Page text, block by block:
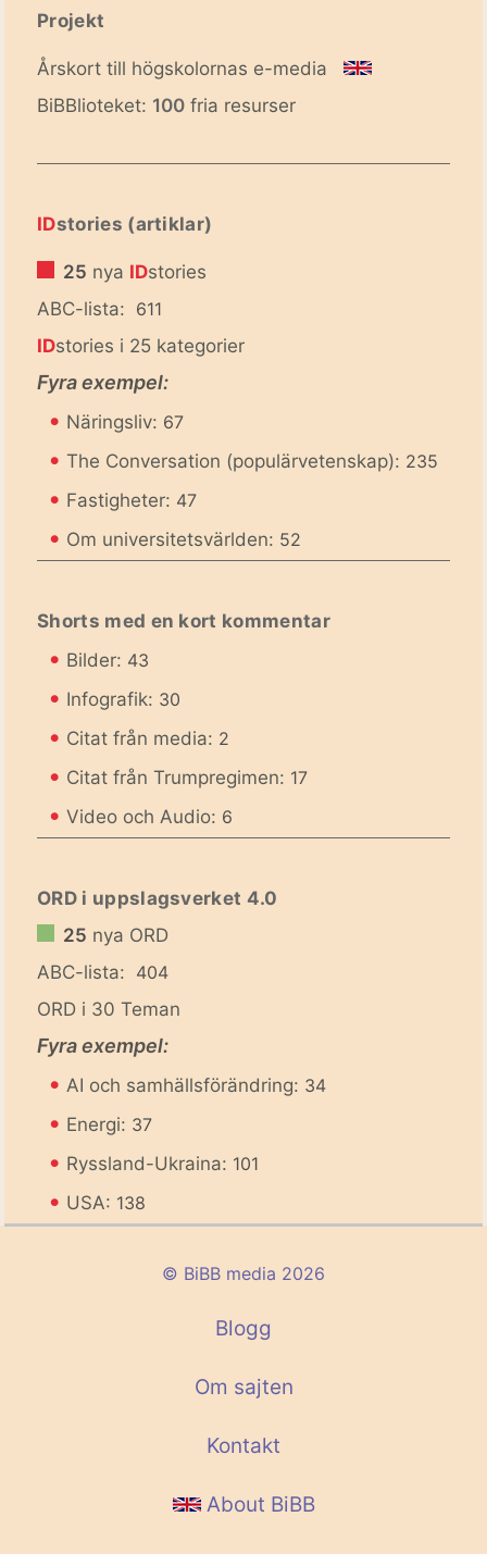
Projekt
Årskort till högskolornas e-media
BiBBlioteket: 100 fria resurser
IDstories (artiklar)
25 nya IDstories
ABC-lista: 611
IDstories i 25 kategorier
Fyra exempel:
• Näringsliv: 67
• The Conversation (populärvetenskap): 235
• Fastigheter: 47
• Om universitetsvärlden: 52
Shorts med en kort kommentar
• Bilder: 43
• Infografik: 30
• Citat från media: 2
• Citat från Trumpregimen: 17
• Video och Audio: 6
ORD i uppslagsverket 4.0
25 nya ORD
ABC-lista: 404
ORD i 30 Teman
Fyra exempel:
• AI och samhällsförändring: 34
• Energi: 37
• Ryssland-Ukraina: 101
• USA: 138
© BiBB media 2026
Blogg
Om sajten
Kontakt
About BiBB